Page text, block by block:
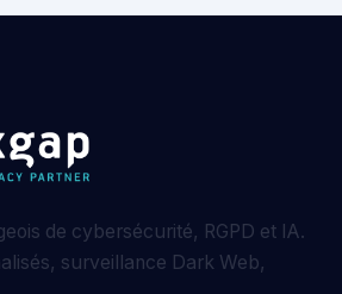
de cybersécurité, RGPD et IA.
surveillance Dark Web,